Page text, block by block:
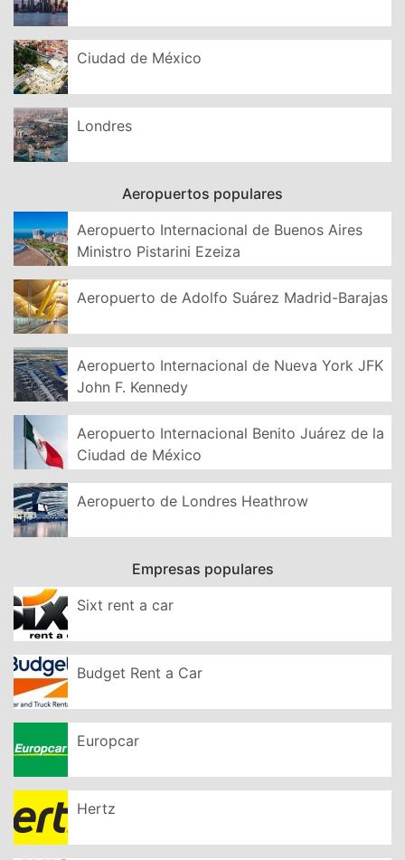
Ciudad de México
Londres
Aeropuertos populares
Aeropuerto Internacional de Buenos Aires
Ministro Pistarini Ezeiza
Aeropuerto de Adolfo Suárez Madrid-Barajas
Aeropuerto Internacional de Nueva York JFK
John F. Kennedy
Aeropuerto Internacional Benito Juárez de la
Ciudad de México
Aeropuerto de Londres Heathrow
Empresas populares
Sixt rent a car
Budget Rent a Car
Europcar
Hertz